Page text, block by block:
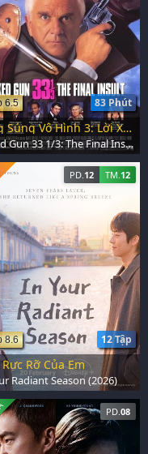
83 Phút
6.5
Họng Súng Vô Hình 3: Lời Xúc Phạm Cuối Cùng
Naked Gun 33 1/3: The Final Insult (1994)
PD.12 TM.12
12 Tập
8.6
Rỡ Của Em
Radiant Season (2026)
PD.08